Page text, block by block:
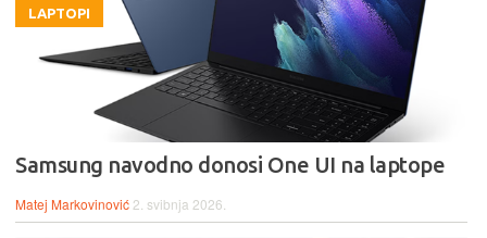
LAPTOPI
Samsung navodno donosi One UI na laptope
Matej Markovinović 2. svibnja 2026.